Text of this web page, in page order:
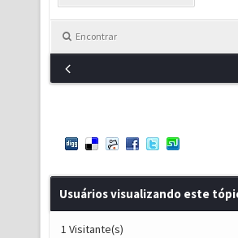
Encontrar
Usuários visualizando este
1 Visitante(s)